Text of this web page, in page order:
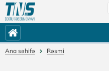
Ana səhifə Rəsmi